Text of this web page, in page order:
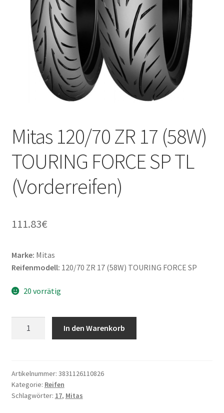
Mitas 120/70 ZR 17 (58W)
TOURING FORCE SP TL
(Vorderreifen)
111.83€
Marke: Mitas
Reifenmodell: 120/70 ZR 17 (58W) TOURING FORCE SP
20 vorrätig
(58W)
TOURING
FORCE
In den Warenkorb
Artikelnummer: 3831126110826
Kategorie: Reifen
Schlagwörter: 17, Mitas